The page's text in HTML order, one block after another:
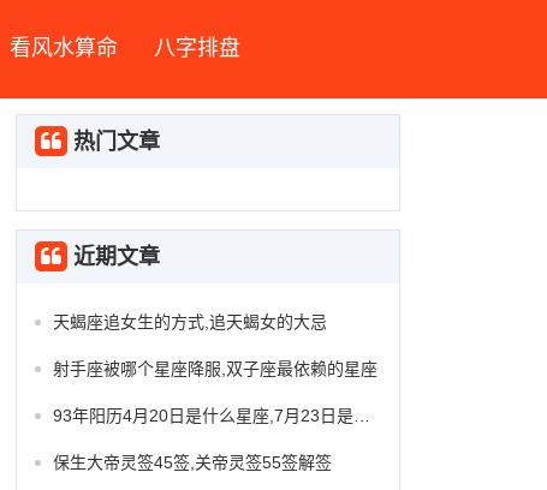
看风水算命 八字排盘
热门文章
近期文章
天蝎座追女生的方式,追天蝎女的大忌
射手座被哪个星座降服,双子座最依赖的星座
保生大帝灵签45签,关帝灵签55签解签